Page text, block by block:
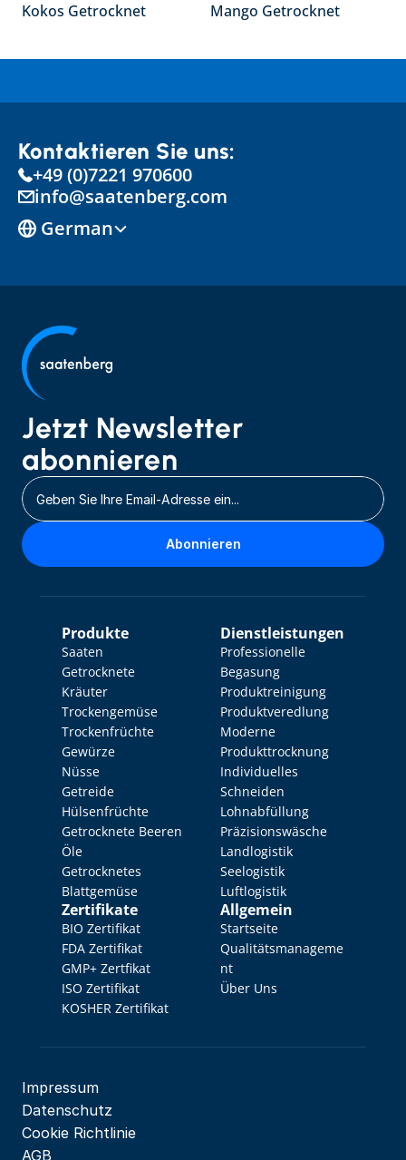
Kokos Getrocknet Mango Getrocknet
Kontaktieren Sie uns:
+49 (0)7221 970600
info@saatenberg.com
German
Jetzt Newsletter
abonnieren
Abonnieren
Produkte
Saaten
Getrocknete
Kräuter
Trockengemüse
Trockenfrüchte
Gewürze
Nüsse
Getreide
Hülsenfrüchte
Getrocknete Beeren
Öle
Getrocknetes
Blattgemüse
Zertifikate
BIO Zertifikat
FDA Zertifikat
GMP+ Zertfikat
ISO Zertifikat
KOSHER Zertifikat
Dienstleistungen
Professionelle
Begasung
Produktreinigung
Produktveredlung
Moderne
Produkttrocknung
Individuelles
Schneiden
Lohnabfüllung
Präzisionswäsche
Landlogistik
Seelogistik
Luftlogistik
Allgemein
Startseite
Qualitätsmanageme
nt
Über Uns
Impressum
Datenschutz
Cookie Richtlinie
AGB